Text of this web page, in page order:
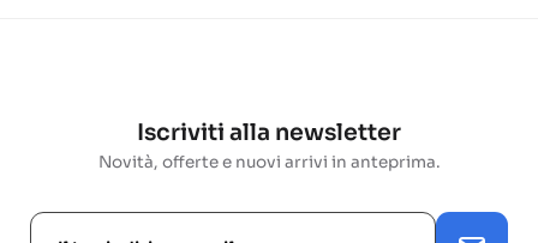
Iscriviti alla newsletter
Novità, offerte e nuovi arrivi in anteprima.